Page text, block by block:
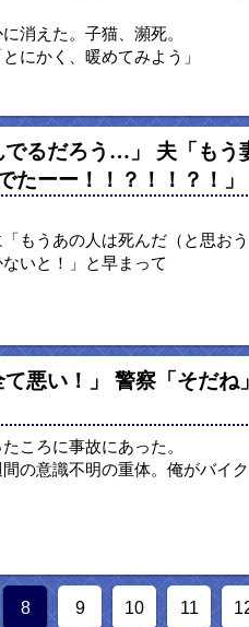
消えた。子猫、瀕死。
にかく、暖めてみよう」
でるだろう…」 夫「もう
ーー！！？！！？！」
もうあの人は死んだ（と思お
いと！」と早まって
て悪い！」 警察「そだ
ころに事故にあった。
の意識不明の重体。俺がバイ
8 9 10 11